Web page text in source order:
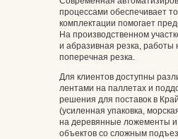
процессами обеспечивает
комплектации помогает
На производственном
и абразивная резка, работы
поперечная резка.
Для клиентов доступны
лентами на паллетах и
решения для поставок в
(усиленная упаковка,
на деревянные ложементы и
объектов со сложным